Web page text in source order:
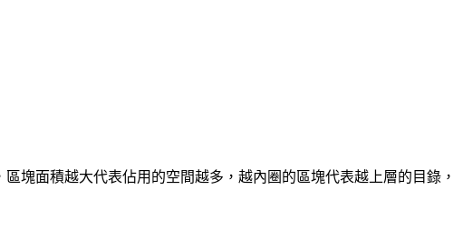
塊面積越大代表佔用的空間越多，越內圈的區塊代表越上層的目錄，